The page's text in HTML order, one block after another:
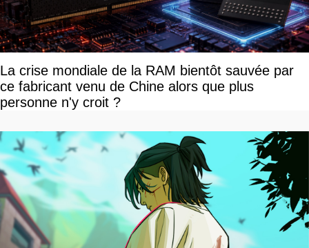
La crise mondiale de la RAM bientôt sauvée par
ce fabricant venu de Chine alors que plus
personne n'y croit ?